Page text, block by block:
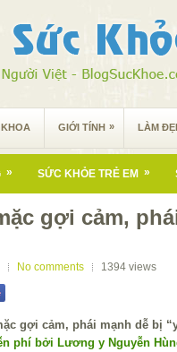
GIỚI TÍNH » LÀM
» SỨC KHỎE TRẺ EM »
gợi cảm,
No comments 1394 views
phí bởi Lương y Nguyễn